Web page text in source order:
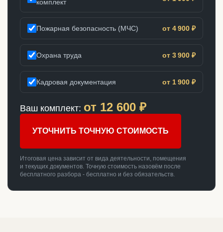
комплект
Пожарная безопасность (МЧС) от 4 900 ₽
Охрана труда от 3 900 ₽
Кадровая документация от 1 900 ₽
Ваш комплект: от 12 600 ₽
УТОЧНИТЬ ТОЧНУЮ СТОИМОСТЬ
Итоговая цена зависит от вида деятельности, помещения
и текущих документов. Точную стоимость назовём после
бесплатного разбора - бесплатно и без обязательств.